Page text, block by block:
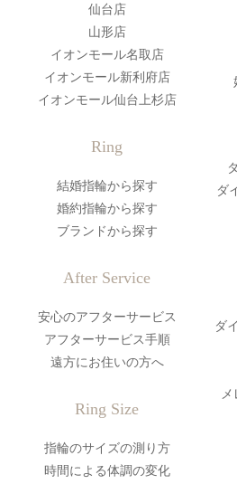
仙台店
山形店
イオンモール名取店
イオンモール新利府店
イオンモール仙台上杉店
Ring
結婚指輪から探す
婚約指輪から探す
ブランドから探す
After Service
安心のアフターサービス
アフターサービス手順
遠方にお住いの方へ
Ring Size
指輪のサイズの測り方
時間による体調の変化
ダ
ダ